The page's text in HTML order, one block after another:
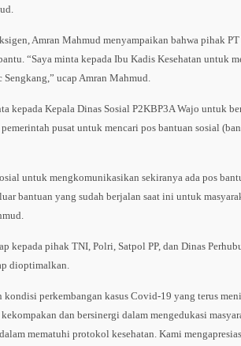
Amran Mahmud menyampaikan bahwa pihak
“Saya minta kepada Ibu Kadis Kesehatan untuk
ucap Amran Mahmud.
kepada Kepala Dinas Sosial P2KBP3A Wajo untuk
pusat untuk mencari pos bantuan sosial
untuk mengkomunikasikan sekiranya ada pos
bantuan yang sudah berjalan saat ini untuk
kepada pihak TNI, Polri, Satpol PP, dan Dinas
dioptimalkan.
kondisi perkembangan kasus Covid-19 yang terus
dan bersinergi dalam mengedukasi
mematuhi protokol kesehatan. Kami